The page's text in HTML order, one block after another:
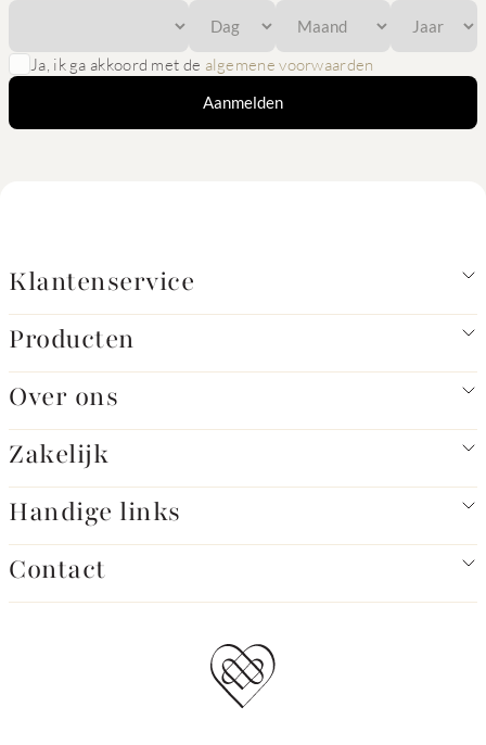
Ja, ik ga akkoord met de algemene voorwaarden
Aanmelden
Klantenservice
Producten
Over ons
Zakelijk
Handige links
Contact